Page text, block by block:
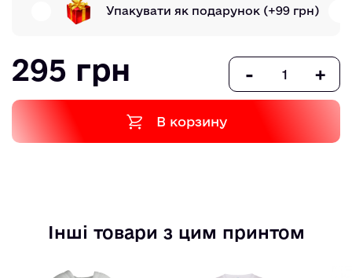
Упакувати як подарунок (+99 грн)
295 грн - +
В корзину
Інші товари з цим принтом